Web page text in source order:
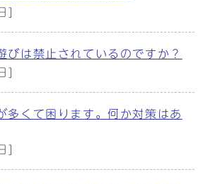
]
びは禁止されているのですか？
]
多くて困ります。何か対策はあ
]